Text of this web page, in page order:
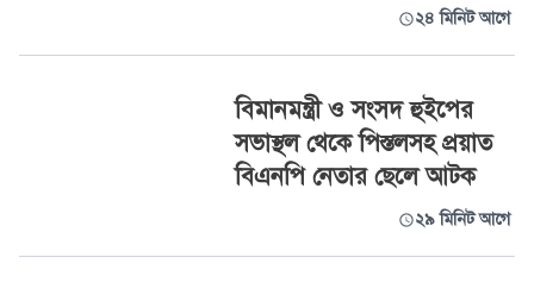
২৪ মিনিট আগে
বিমানমন্ত্রী ও সংসদ হুইপের
সভাস্থল থেকে পিস্তলসহ প্রয়াত
বিএনপি নেতার ছেলে আটক
২৯ মিনিট আগে